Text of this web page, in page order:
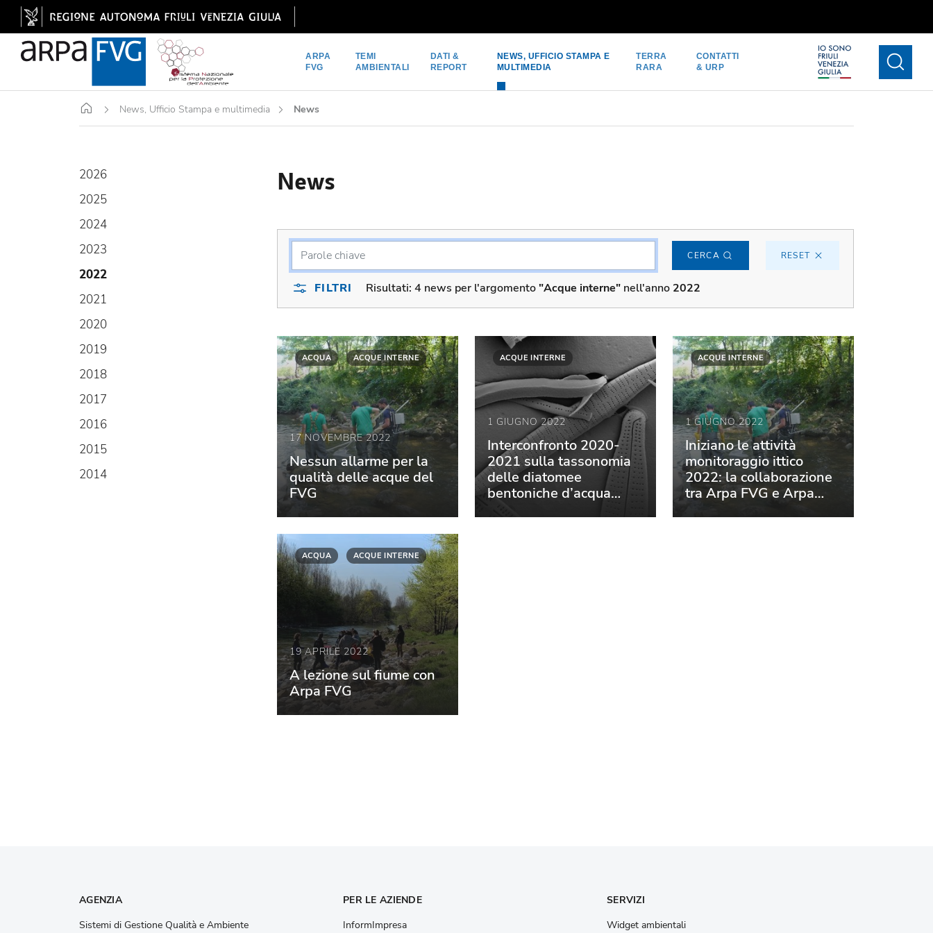
ARPA
FVG
TEMI
AMBIENTALI
DATI &
REPORT
NEWS, UFFICIO STAMPA E
MULTIMEDIA
TERRA
RARA
CONTATTI
& URP
Home News, Ufficio Stampa e multimedia News
2026
2025
2024
2023
2022
2021
2020
2019
2018
2017
2016
2015
2014
News
CERCA RESET
FILTRI Risultati:4 news per l'argomento"Acque interne" nell'anno 2022
ACQUA ACQUE INTERNE
17 NOVEMBRE 2022
Nessun allarme per la
qualità delle acque del
FVG
ACQUE INTERNE
1 GIUGNO 2022
Interconfronto 2020-
2021 sulla tassonomia
delle diatomee
bentoniche d’acqua
dolce
ACQUE INTERNE
1 GIUGNO 2022
Iniziano le attività
monitoraggio ittico
2022: la collaborazione
tra Arpa FVG e Arpa
ACQUA ACQUE INTERNE
19 APRILE 2022
A lezione sul fiume con
Arpa FVG
AGENZIA
Sistemi di Gestione Qualità e Ambiente
PER LE AZIENDE
InformImpresa
SERVIZI
Widget ambientali